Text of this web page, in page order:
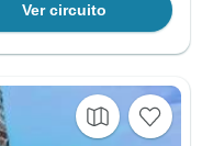
Ver circuito